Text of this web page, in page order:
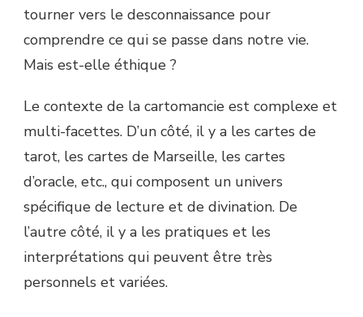
tourner vers le desconnaissance pour
comprendre ce qui se passe dans notre vie.
Mais est-elle éthique ?
Le contexte de la cartomancie est complexe et
multi-facettes. D’un côté, il y a les cartes de
tarot, les cartes de Marseille, les cartes
d’oracle, etc., qui composent un univers
spécifique de lecture et de divination. De
l’autre côté, il y a les pratiques et les
interprétations qui peuvent être très
personnels et variées.